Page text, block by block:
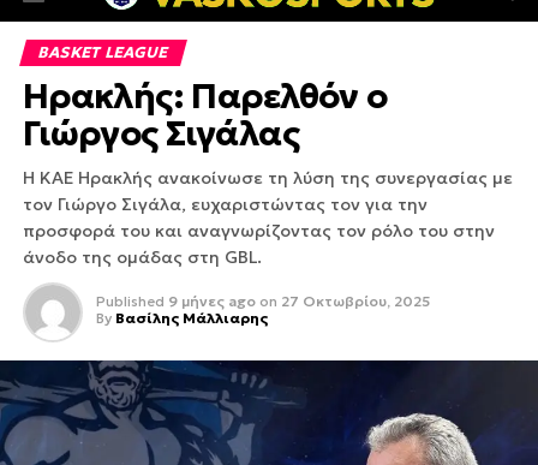
BASKET LEAGUE
Ηρακλής: Παρελθόν ο
Γιώργος Σιγάλας
Η ΚΑΕ Ηρακλής ανακοίνωσε τη λύση της συνεργασίας με
τον Γιώργο Σιγάλα, ευχαριστώντας τον για την
προσφορά του και αναγνωρίζοντας τον ρόλο του στην
άνοδο της ομάδας στη GBL.
Published 9 μήνες ago on 27 Οκτωβρίου, 2025
By Βασίλης Μάλλιαρης